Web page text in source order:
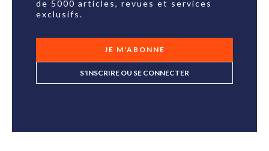
de 5000 articles, revues et services
exclusifs.
JE M'ABONNE
S'INSCRIRE OU SE CONNECTER